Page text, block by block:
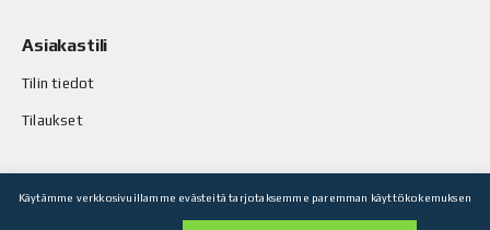
Asiakastili
Tilin tiedot
Tilaukset
Käytämme verkkosivuillamme evästeitä tarjotaksemme paremman käyttökokemuksen